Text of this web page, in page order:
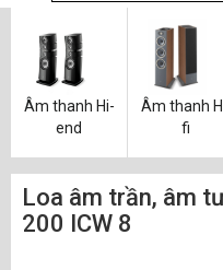
Âm thanh Hi-
end
Âm thanh
fi
Loa âm trần, âm
200 ICW 8